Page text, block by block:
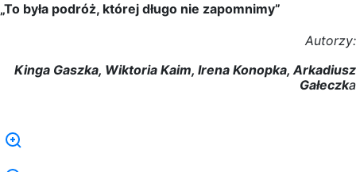
„To była podróż, której długo nie zapomnimy”
Autorzy:
Kinga Gaszka, Wiktoria Kaim, Irena Konopka, Arkadiusz
Gałeczka